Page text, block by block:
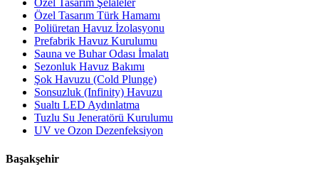
Özel Tasarım Şelaleler
Özel Tasarım Türk Hamamı
Poliüretan Havuz İzolasyonu
Prefabrik Havuz Kurulumu
Sauna ve Buhar Odası İmalatı
Sezonluk Havuz Bakımı
Şok Havuzu (Cold Plunge)
Sonsuzluk (Infinity) Havuzu
Sualtı LED Aydınlatma
Tuzlu Su Jeneratörü Kurulumu
UV ve Ozon Dezenfeksiyon
Başakşehir